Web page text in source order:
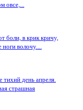
овсе,...
боли, в крик кричу,
волочу....
тихий день апреля.
страшная